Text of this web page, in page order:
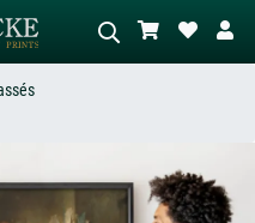
Décrivez la scène – ex. prairie verte,
abstrait avec beaucoup de rouge,